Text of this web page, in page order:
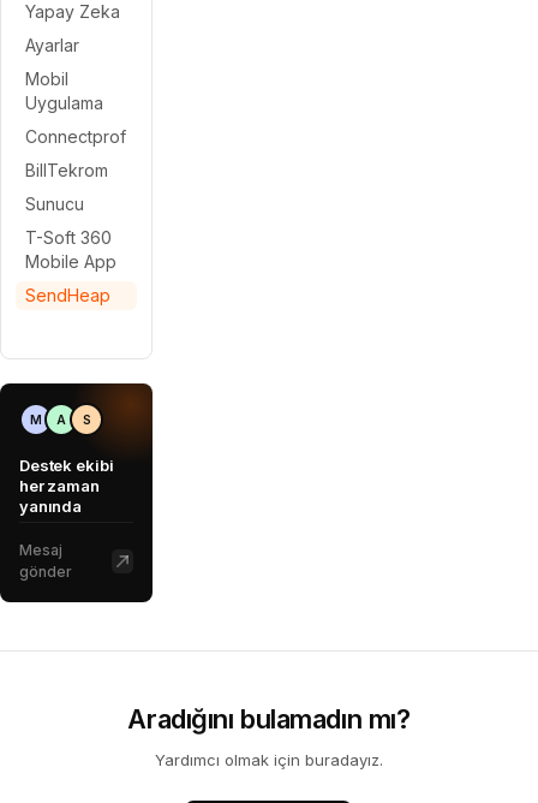
Yapay Zeka
Ayarlar
Mobil
Uygulama
Connectprof
BillTekrom
Sunucu
T-Soft 360
Mobile App
SendHeap
M A S
Destek ekibi
her zaman
yanında
Mesaj
gönder
Aradığını bulamadın mı?
Yardımcı olmak için buradayız.